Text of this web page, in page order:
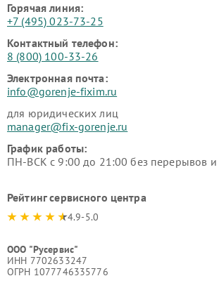
Горячая линия:
+7 (495) 023-73-25
Контактный телефон:
8 (800) 100-33-26
Электронная почта:
info@gorenje-fixim.ru
для юридических лиц
manager@fix-gorenje.ru
График работы:
ПН-ВСК с 9:00 до 21:00 без перерывов
Рейтинг сервисного центра
4.9-5.0
ООО "Русервис"
ИНН 7702633247
ОГРН 1077746335776